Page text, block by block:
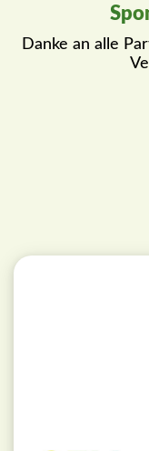
Danke an alle